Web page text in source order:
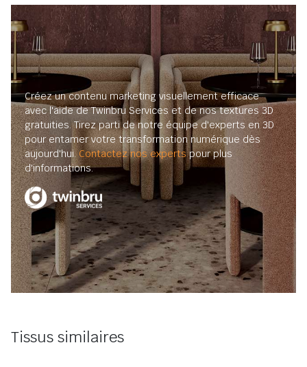
Créez un contenu marketing visuellement efficace
avec l'aide de Twinbru Services et de nos textures 3D
gratuities. Tirez parti de notre équipe d'experts en 3D
pour entamer votre transformation numérique dès
aujourd'hui.Contactez nos expertspour plus
d'informations.
Tissus similaires